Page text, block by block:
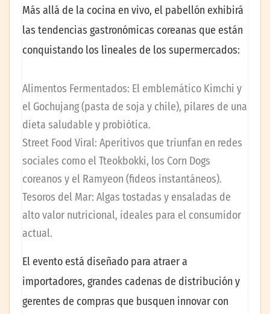
Más allá de la cocina en vivo, el pabellón exhibirá
las tendencias gastronómicas coreanas que están
conquistando los lineales de los supermercados:
Alimentos Fermentados: El emblemático Kimchi y
el Gochujang (pasta de soja y chile), pilares de una
dieta saludable y probiótica.
Street Food Viral: Aperitivos que triunfan en redes
sociales como el Tteokbokki, los Corn Dogs
coreanos y el Ramyeon (fideos instantáneos).
Tesoros del Mar: Algas tostadas y ensaladas de
alto valor nutricional, ideales para el consumidor
actual.
El evento está diseñado para atraer a
importadores, grandes cadenas de distribución y
gerentes de compras que busquen innovar con